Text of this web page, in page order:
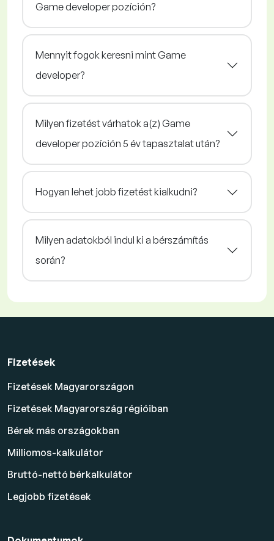
Game developer pozíción?
Mennyit fogok keresni mint Game
developer?
Milyen fizetést várhatok a(z) Game
developer pozíción 5 év tapasztalat után?
Hogyan lehet jobb fizetést kialkudni?
Milyen adatokból indul ki a bérszámítás
során?
Fizetések
Fizetések Magyarországon
Fizetések Magyarország régióiban
Bérek más országokban
Milliomos-kalkulátor
Bruttó-nettó bérkalkulátor
Legjobb fizetések